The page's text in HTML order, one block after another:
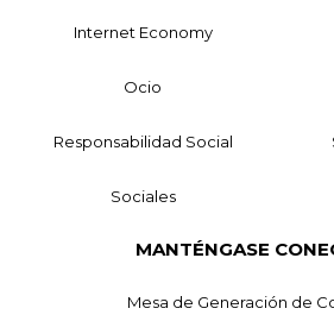
Internet Economy
Ocio
Responsabilidad Social
Sociales
MANTÉNGASE
Mesa de Generación de